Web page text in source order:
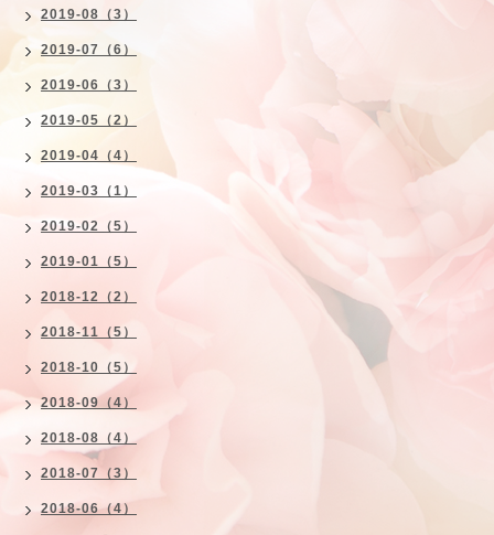
2019-08（3）
2019-07（6）
2019-06（3）
2019-05（2）
2019-04（4）
2019-03（1）
2019-02（5）
2019-01（5）
2018-12（2）
2018-11（5）
2018-10（5）
2018-09（4）
2018-08（4）
2018-07（3）
2018-06（4）